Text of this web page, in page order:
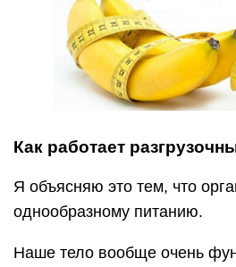
Как работает
Я объясняю это тем, что
однообразному питанию.
Наше тело вообще очень